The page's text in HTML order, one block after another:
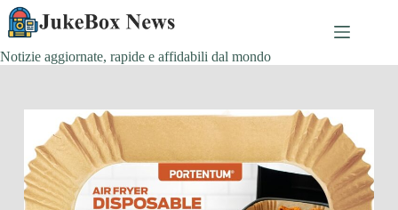
Salta
contenuto
Notizie aggiornate, rapide e affidabili dal mondo